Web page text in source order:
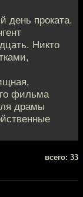
день проката.
Никто
фильма
драмы
всего: 33